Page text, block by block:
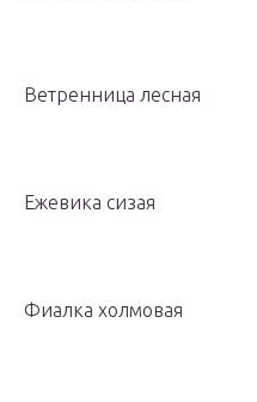
Ветренница лесная
Ежевика сизая
Фиалка холмовая